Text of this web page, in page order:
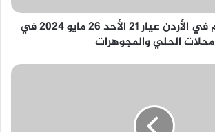
سعر الذهب اليوم في الأردن عيار 21 الأحد 26 مايو 2024 في
محلات الحلي والمجوهرات